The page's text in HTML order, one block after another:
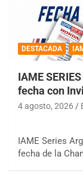
DESTACADA
IAME
fecha con
4 agosto, 2026
IAME Series
fecha de la